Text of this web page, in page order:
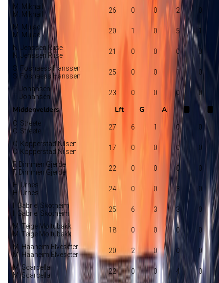
M. Mikhail
M. Mikhail
26 0 0 2 0
M. Mulac
M. Mulac
20 1 0 5 1
N. Jenssen Riise
N. Jenssen Riise
21 0 0 0 0
S. Fosnaess Hanssen
S. Fosnaess Hanssen
25 0 0 1 0
T. Johansen
T. Johansen
23 0 0 0 0
Middenvelders Lft G A
C. Streete
C. Streete
27 6 1 0 0
C. Kopperstad Nilsen
C. Kopperstad Nilsen
17 0 0 0 0
F. Dimmen Gjerde
F. Dimmen Gjerde
22 0 0 0 0
H. Urnes
H. Urnes
24 0 0 3 0
I. Gabriel Skotheim
I. Gabriel Skotheim
25 6 3 3 0
M. Teige Moltubakk
M. Teige Moltubakk
18 0 0 0 0
M. Haaheim Elveseter
M. Haaheim Elveseter
20 2 0 0 0
M. Scarcella
M. Scarcella
22 0 0 4 0